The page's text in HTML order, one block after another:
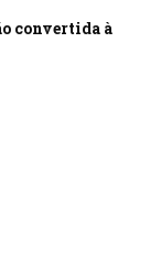
convertida à